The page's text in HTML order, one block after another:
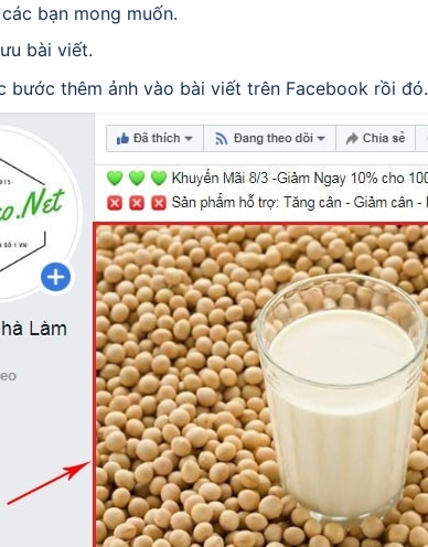
bạn mong muốn.
bài viết.
bước thêm ảnh vào bài viết trên Facebook rồi đó.